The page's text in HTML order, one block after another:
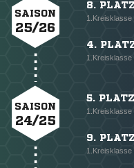
SAISON
25/26
8. PLATZ
1.Kreisklasse
4.
1.Kreisklasse
SAISON
24/25
5. PLATZ
1.Kreisklasse
9. PLATZ
1.Kreisklasse